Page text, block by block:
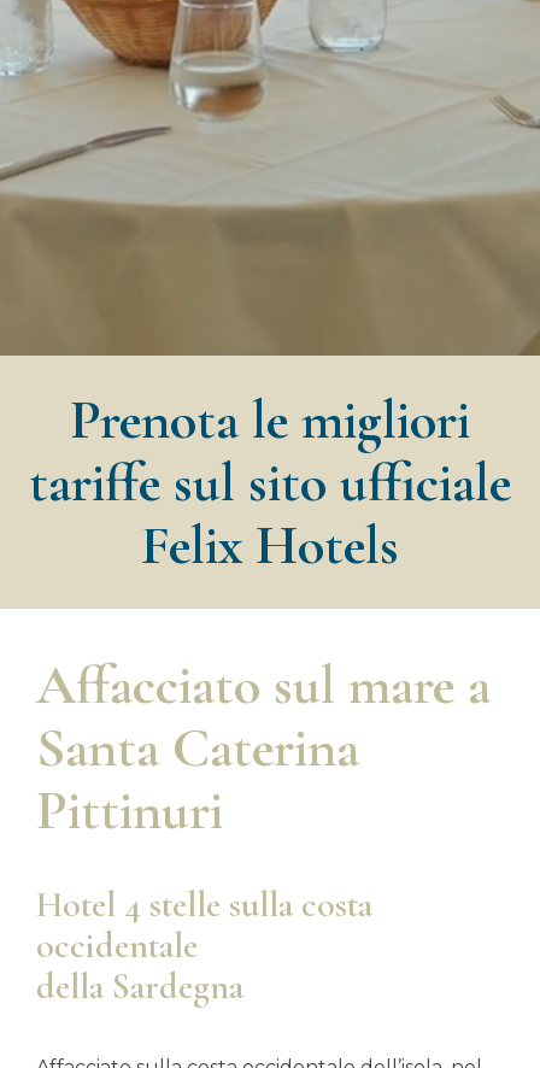
Prenota le migliori
tariffe sul sito ufficiale
Felix Hotels
Affacciato sul mare a
Santa Caterina
Pittinuri
Hotel 4 stelle sulla costa
occidentale
della Sardegna